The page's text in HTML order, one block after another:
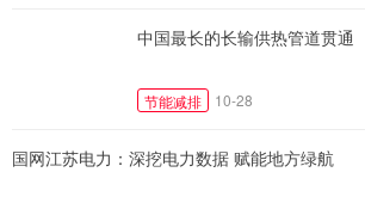
中国最长的长输供热管道贯通
节能减排 10-28
国网江苏电力：深挖电力数据 赋能地方绿航